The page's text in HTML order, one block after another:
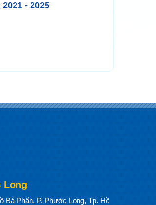
- 2025
Long
Bá Phấn, P. Phước Long, Tp. Hồ